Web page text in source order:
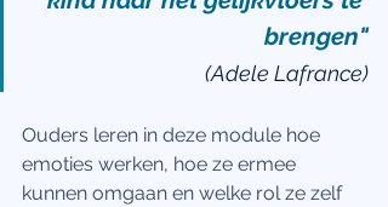
brengen"
(Adele Lafrance)
Ouders leren in deze module hoe
emoties werken, hoe ze ermee
kunnen omgaan en welke rol ze zelf